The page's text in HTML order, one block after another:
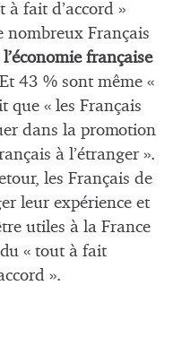
à fait d’accord »
nombreux Français
française
43 % sont même «
que « les Français
dans la promotion
à l’étranger ».
les Français de
leur expérience et
utiles à la France
« tout à fait
».